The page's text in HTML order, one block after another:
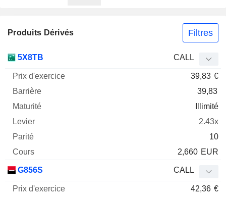
Produits Dérivés Filtres
Mnemo Type
5X8TB CALL
39,83 €
39,83
Illimité
2.43x
10
2,660 EUR
G856S CALL
42,36 €